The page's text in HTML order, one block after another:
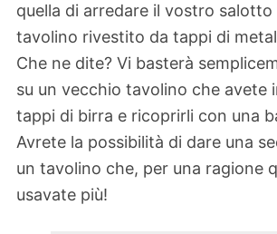
quella di arredare il vostro salotto
tavolino rivestito da tappi di
Che ne dite? Vi basterà
su un vecchio tavolino che avete
tappi di birra e ricoprirli con una
Avrete la possibilità di dare una
un tavolino che, per una ragione
usavate più!